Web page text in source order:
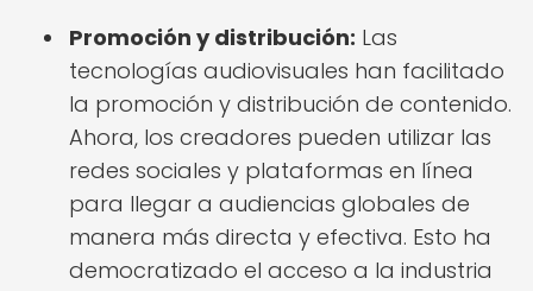
Promoción y distribución: Las
tecnologías audiovisuales han facilitado
la promoción y distribución de contenido.
Ahora, los creadores pueden utilizar las
redes sociales y plataformas en línea
para llegar a audiencias globales de
manera más directa y efectiva. Esto ha
democratizado el acceso a la industria